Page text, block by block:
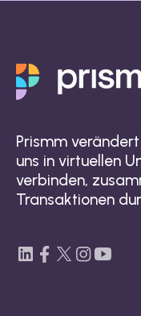
Prismm
uns in virtuellen
verbinden,
Transaktionen